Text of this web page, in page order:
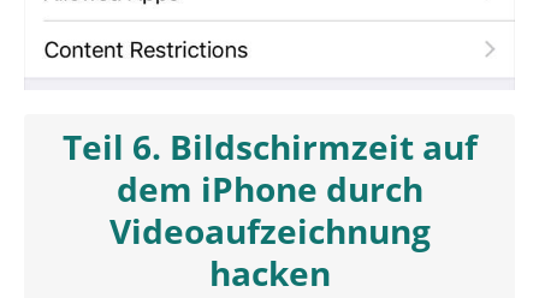
Teil 6. Bildschirmzeit auf
dem iPhone durch
Videoaufzeichnung
hacken